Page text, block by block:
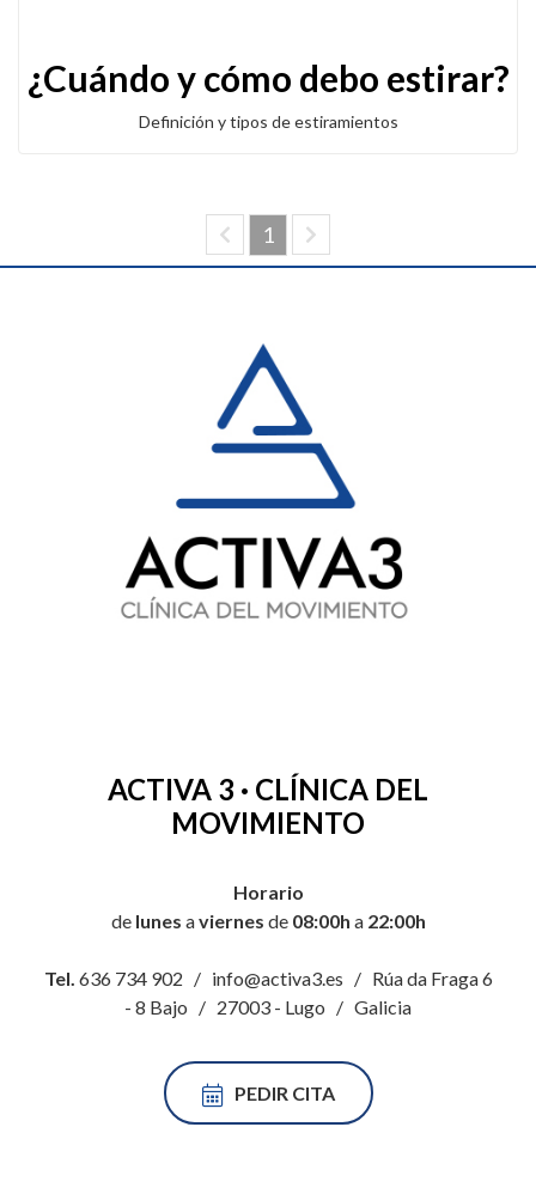
¿Cuándo y cómo debo estirar?
Definición y tipos de estiramientos
1 (current)
ACTIVA 3 · CLÍNICA DEL
MOVIMIENTO
Horario
de lunes aviernes de 08:00h a 22:00h
Tel. 636 734 902 / info@activa3.es / Rúa da Fraga 6
- 8 Bajo / 27003 - Lugo / Galicia
PEDIR CITA